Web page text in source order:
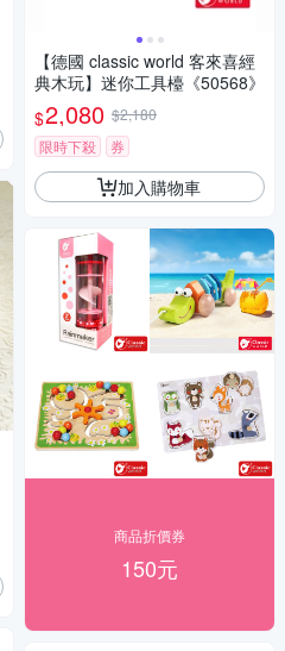
【德國 classic world 客來喜經
典木玩】迷你工具檯《50568》
$2,080 $2,180
限時下殺
券
加入購物車
商品折價券
150元